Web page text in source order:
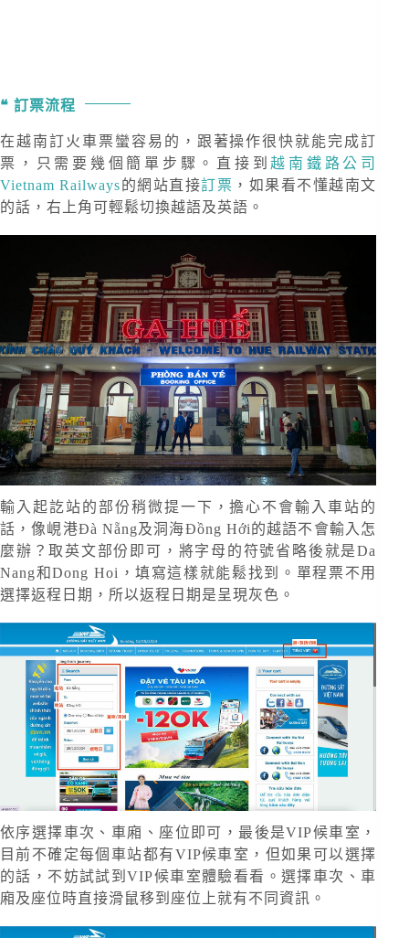
訂票流程
在越南訂火車票蠻容易的，跟著操作很快就能完成訂
票，只需要幾個簡單步驟。直接到越南鐵路公司
Vietnam Railways的網站直接訂票 ，如果看不懂越南文
的話，右上角可輕鬆切換越語及英語。
輸入起訖站的部份稍微提一下，擔心不會輸入車站的
話，像峴港Đà Nẵng及洞海Đồng Hới的越語不會輸入怎
麼辦？取英文部份即可，將字母的符號省略後就是Da
Nang和Dong Hoi，填寫這樣就能鬆找到。單程票不用
選擇返程日期，所以返程日期是呈現灰色。
依序選擇車次、車廂、座位即可，最後是VIP候車室，
目前不確定每個車站都有VIP候車室，但如果可以選擇
的話，不妨試試到VIP候車室體驗看看。選擇車次、車
廂及座位時直接滑鼠移到座位上就有不同資訊。